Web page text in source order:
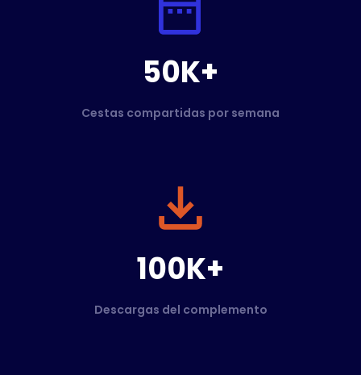
50K+
Cestas compartidas por semana
100K+
Descargas del complemento